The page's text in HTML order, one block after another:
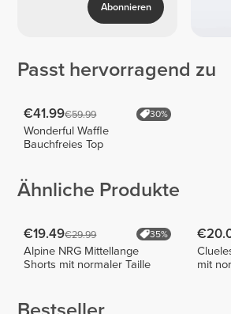
Abonnieren
Passt hervorragend zu
€41.99€59.99 30%
Wonderful Waffle
Bauchfreies Top
Ähnliche Produkte
€19.49€29.99 35%
Alpine NRG Mittellange
Shorts mit normaler Taille
mit